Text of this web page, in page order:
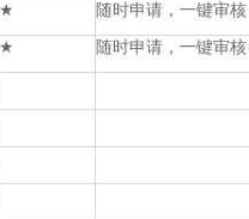
★ 随时申请，一键审核
★ 随时申请，一键审核